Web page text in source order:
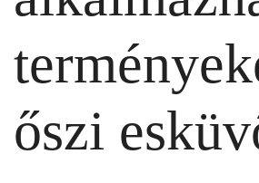
őszi